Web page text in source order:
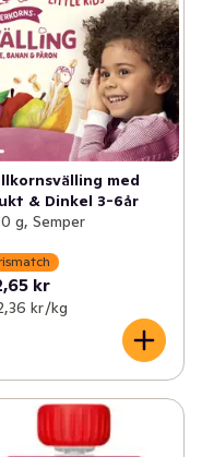
med
& Dinkel 3-6år
g, Semper
kr
kr /kg